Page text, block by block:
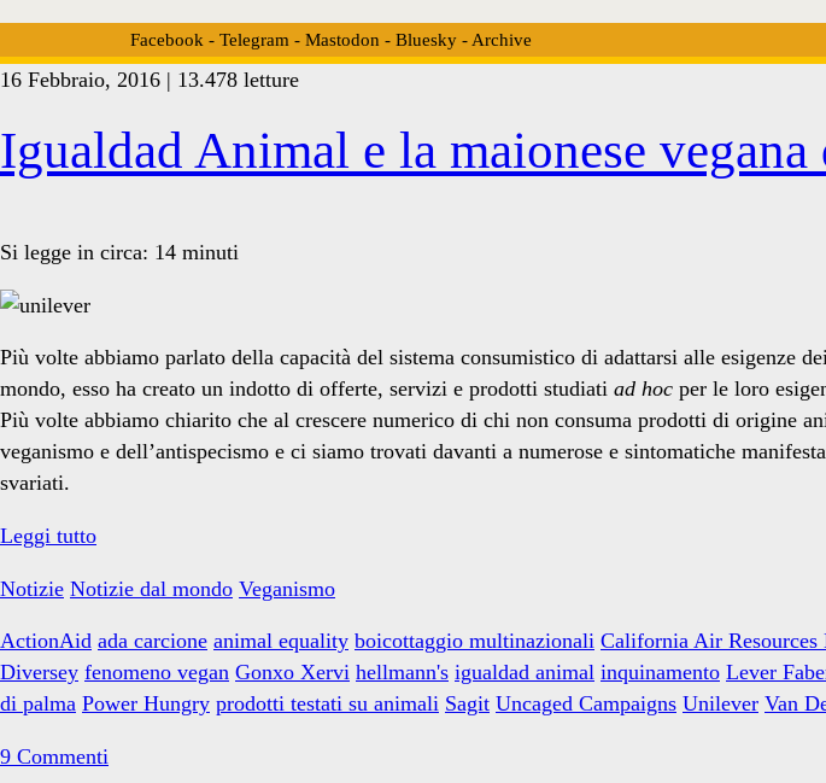
Facebook - Telegram - Mastodon - Bluesky- Archive
vegan</span>
16 Febbraio, 2016 | 13.478 letture
Igualdad Animal e la maionese
Si legge in circa: 14 minuti
Più volte abbiamo parlato della capacità del sistema consumistico di adattarsi alle esigenze
mondo, esso ha creato un indotto di offerte, servizi e prodotti studiati ad hoc per le loro
Più volte abbiamo chiarito che al crescere numerico di chi non consuma prodotti di origine
veganismo e dell’antispecismo e ci siamo trovati davanti a numerose e sintomatiche
svariati.
Leggi tuttoIgualdad
e
vegana
Unilever
Notizie Notizie dal mondo Veganismo
ActionAid ada carcione animal equality boicottaggio multinazionali California Air Resources
Diversey fenomeno vegan Gonxo Xervi hellmann's igualdad animal inquinamento Lever
di palma Power Hungry prodotti testati su animali Sagit Uncaged Campaigns Unilever Van
9 Commenti